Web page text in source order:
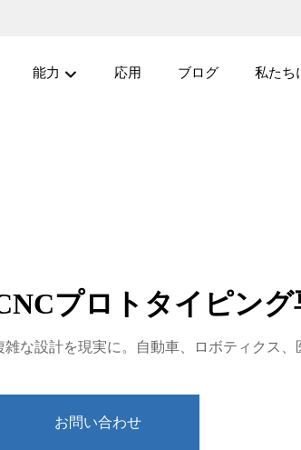
能力 応用 ブログ 私たち
プロトタイピング
な設計を現実に。自動車、ロボティクス
お問い合わせ